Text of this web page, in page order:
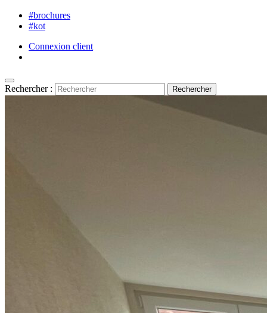
#brochures
#kot
Connexion client
Rechercher :